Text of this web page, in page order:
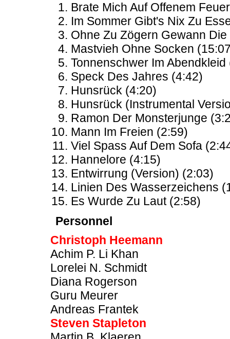
Brate Mich Auf Offenem
Im Sommer Gibt's Nix Zu
Ohne Zu Zögern Gewann
Mastvieh Ohne Socken
Tonnenschwer Im Abendkleid
Speck Des Jahres (4:42)
Hunsrück (4:20)
Hunsrück (Instrumental
Ramon Der Monsterjunge
Mann Im Freien (2:59)
Viel Spass Auf Dem Sofa
Hannelore (4:15)
Entwirrung (Version) (2:03)
Linien Des Wasserzeichens
Es Wurde Zu Laut (2:58)
Personnel
Christoph Heemann
Achim P. Li Khan
Lorelei N. Schmidt
Diana Rogerson
Guru Meurer
Andreas Frantek
Steven Stapleton